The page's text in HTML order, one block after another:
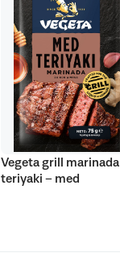
Vegeta grill marinada
teriyaki – med